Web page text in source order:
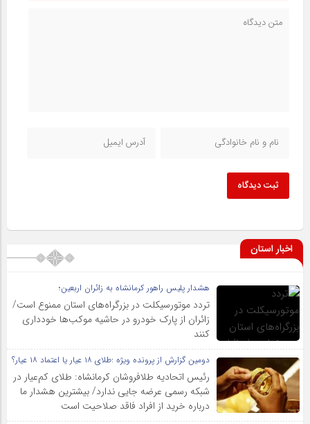
ثبت دیدگاه
اخبار استان
هشدار پلیس راهور کرمانشاه به زائران اربعین؛
تردد موتورسیکلت در بزرگراه‌های استان ممنوع است/
زائران از پارک خودرو در حاشیه موکب‌ها خودداری
کنند
دومین گزارش از پرونده ویژه :طلای ۱۸ عیار یا اعتماد ۱۸ عیار؟
رئیس اتحادیه طلافروشان کرمانشاه: طلای کم‌عیار در
شبکه رسمی عرضه جایی ندارد/ بیشترین هشدار ما
درباره خرید از افراد فاقد صلاحیت است